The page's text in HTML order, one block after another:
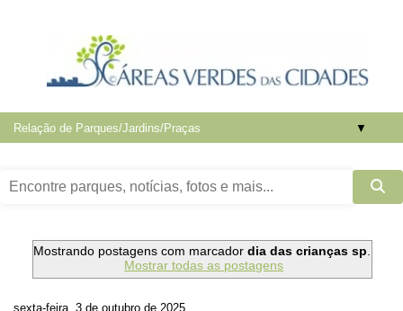
▼
Mostrando postagens com marcador dia das crianças sp.
Mostrar todas as postagens
sexta-feira, 3 de outubro de 2025